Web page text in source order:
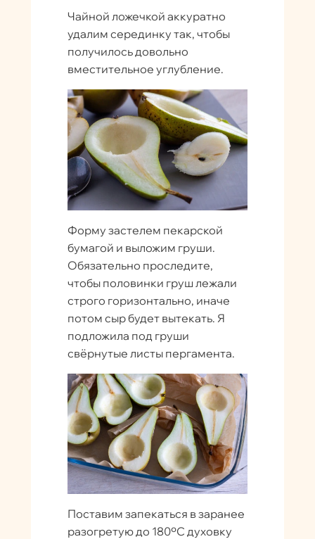
Чайной ложечкой аккуратно
удалим серединку так, чтобы
получилось довольно
вместительное углубление.
Форму застелем пекарской
бумагой и выложим груши.
Обязательно проследите,
чтобы половинки груш лежали
строго горизонтально, иначе
потом сыр будет вытекать. Я
подложила под груши
свёрнутые листы пергамента.
Поставим запекаться в заранее
разогретую до 180ºC духовку